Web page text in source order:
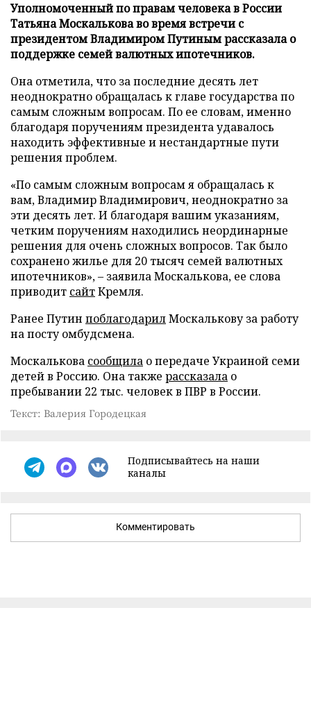
Уполномоченный по правам человека в России
Татьяна Москалькова во время встречи с
президентом Владимиром Путиным рассказала о
поддержке семей валютных ипотечников.
Она отметила, что за последние десять лет
неоднократно обращалась к главе государства по
самым сложным вопросам. По ее словам, именно
благодаря поручениям президента удавалось
находить эффективные и нестандартные пути
решения проблем.
«По самым сложным вопросам я обращалась к
вам, Владимир Владимирович, неоднократно за
эти десять лет. И благодаря вашим указаниям,
четким поручениям находились неординарные
решения для очень сложных вопросов. Так было
сохранено жилье для 20 тысяч семей валютных
ипотечников», – заявила Москалькова, ее слова
приводит сайтКремля.
Ранее Путин поблагодарилМоскалькову за работу
на посту омбудсмена.
Москалькова сообщила о передаче Украиной семи
детей в Россию. Она также рассказала о
пребывании 22 тыс. человек в ПВР в России.
Текст: Валерия Городецкая
Подписывайтесь на наши
каналы
Комментировать